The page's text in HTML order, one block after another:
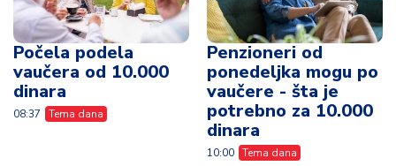
Počela podela
vaučera od 10.000
dinara
08:37 Tema dana
Penzioneri od
ponedeljka mogu po
vaučere - šta je
potrebno za 10.000
dinara
10:00 Tema dana